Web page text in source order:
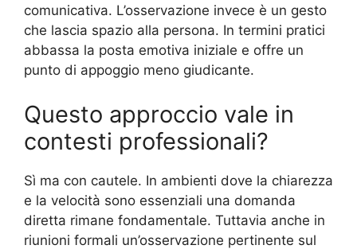
comunicativa. L’osservazione invece è un gesto
che lascia spazio alla persona. In termini pratici
abbassa la posta emotiva iniziale e offre un
punto di appoggio meno giudicante.
Questo approccio vale in
contesti professionali?
Sì ma con cautele. In ambienti dove la chiarezza
e la velocità sono essenziali una domanda
diretta rimane fondamentale. Tuttavia anche in
riunioni formali un’osservazione pertinente sul